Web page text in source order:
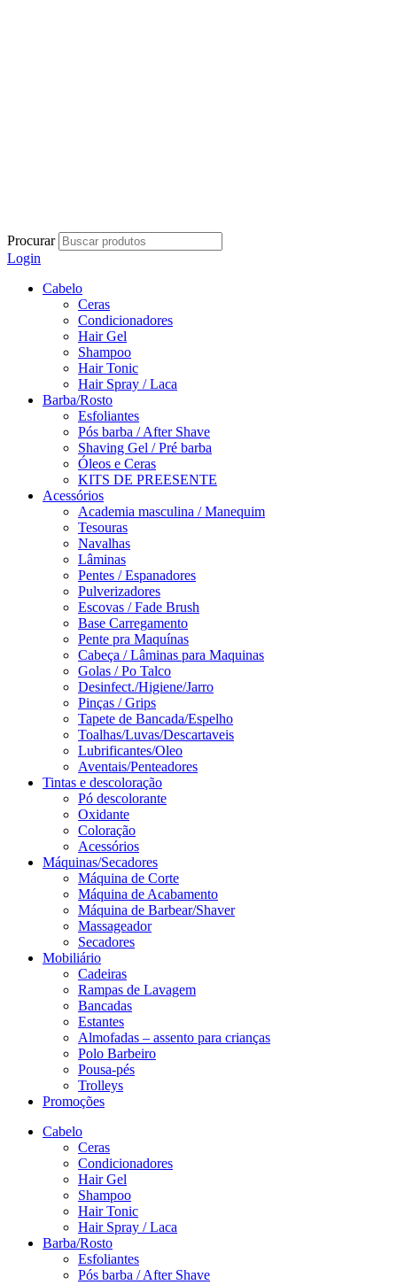
Procurar
Login
Cabelo
Ceras
Condicionadores
Hair Gel
Shampoo
Hair Tonic
Hair Spray / Laca
Barba/Rosto
Esfoliantes
Pós barba / After Shave
Shaving Gel / Pré barba
Óleos e Ceras
KITS DE PREESENTE
Acessórios
Academia masculina / Manequim
Tesouras
Navalhas
Lâminas
Pentes / Espanadores
Pulverizadores
Escovas / Fade Brush
Base Carregamento
Pente pra Maquínas
Cabeça / Lâminas para Maquinas
Golas / Po Talco
Desinfect./Higiene/Jarro
Pinças / Grips
Tapete de Bancada/Espelho
Toalhas/Luvas/Descartaveis
Lubrificantes/Oleo
Aventais/Penteadores
Tintas e descoloração
Pó descolorante
Oxidante
Coloração
Acessórios
Máquinas/Secadores
Máquina de Corte
Máquina de Acabamento
Máquina de Barbear/Shaver
Massageador
Secadores
Mobiliário
Cadeiras
Rampas de Lavagem
Bancadas
Estantes
Almofadas – assento para crianças
Polo Barbeiro
Pousa-pés
Trolleys
Promoções
Cabelo
Ceras
Condicionadores
Hair Gel
Shampoo
Hair Tonic
Hair Spray / Laca
Barba/Rosto
Esfoliantes
Pós barba / After Shave